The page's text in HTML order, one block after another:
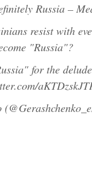
Russia –
resist with
"Russia"?
for the